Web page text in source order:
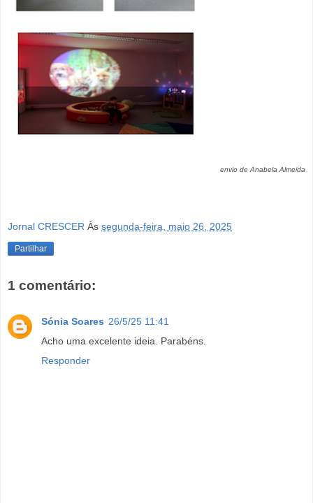
envio de Anabela Almeida
Jornal CRESCER Às segunda-feira, maio 26, 2025
Partilhar
1 comentário:
Sónia Soares 26/5/25 11:41
Acho uma excelente ideia. Parabéns.
Responder